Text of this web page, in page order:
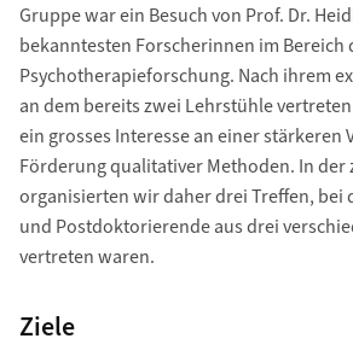
Gruppe war ein Besuch von Prof. Dr.
bekanntesten Forscherinnen im Bereich
Psychotherapieforschung. Nach ihrem
an dem bereits zwei Lehrstühle
ein grosses Interesse an einer stärkeren
Förderung qualitativer Methoden. In
organisierten wir daher drei Treffen, bei
und Postdoktorierende aus drei
vertreten waren.
Ziele